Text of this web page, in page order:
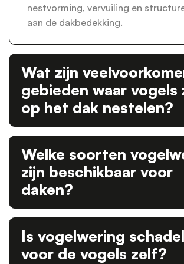
nestvorming, vervuiling en
aan de dakbedekking.
Wat zijn
gebieden waar vogels
op het dak nestelen?
Welke soorten
zijn beschikbaar voor
daken?
Is vogelwering
voor de vogels zelf?